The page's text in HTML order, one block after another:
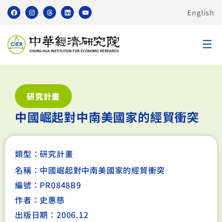
English
研究計畫
中國崛起對中南美國家的經貿衝突
類型：研究計畫
名稱：中國崛起對中南美國家的經貿衝突
編號：PR0848B9
作者：史惠慈
出版日期：2006.12